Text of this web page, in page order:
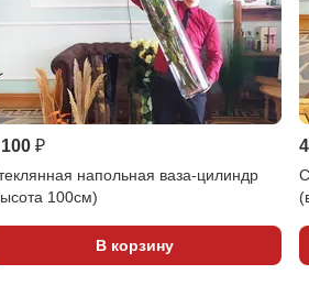
₽
напольная ваза-цилиндр
100см)
В корзину